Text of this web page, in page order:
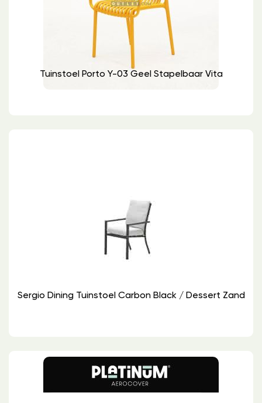
Tuinstoel Porto Y-03 Geel Stapelbaar Vita
Sergio Dining Tuinstoel Carbon Black / Dessert Zand